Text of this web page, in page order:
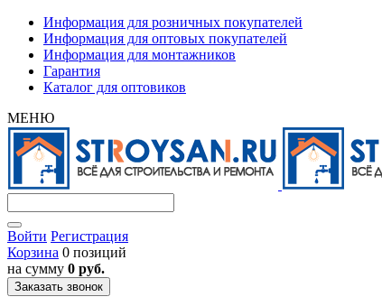
Информация для розничных покупателей
Информация для оптовых покупателей
Информация для монтажников
Гарантия
Каталог для оптовиков
МЕНЮ
Войти Регистрация
Корзина 0 позиций
на сумму 0 руб.
Заказать звонок